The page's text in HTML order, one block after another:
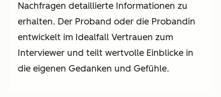
Nachfragen detaillierte Informationen zu
erhalten. Der Proband oder die Probandin
entwickelt im Idealfall Vertrauen zum
Interviewer und teilt wertvolle Einblicke in
die eigenen Gedanken und Gefühle.